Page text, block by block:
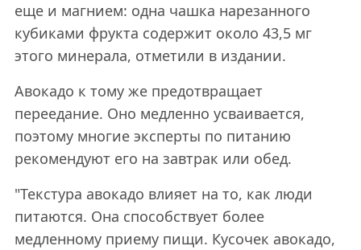
еще и магнием: одна чашка нарезанного
кубиками фрукта содержит около 43,5 мг
этого минерала, отметили в издании.
Авокадо к тому же предотвращает
переедание. Оно медленно усваивается,
поэтому многие эксперты по питанию
рекомендуют его на завтрак или обед.
"Текстура авокадо влияет на то, как люди
питаются. Она способствует более
медленному приему пищи. Кусочек авокадо,